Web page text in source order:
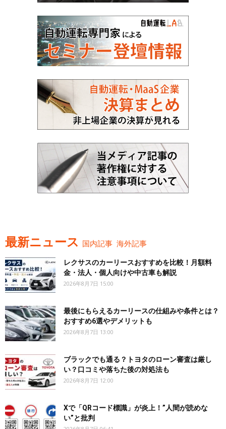
最新ニュース 国内記事 海外記事
レクサスのカーリースおすすめを比較！月額料
金・法人・個人向けや中古車も解説
2026年8月7日 15:00
最後にもらえるカーリースの仕組みや条件とは？
おすすめ6選やデメリットも
2026年8月7日 13:00
ブラックでも通る？トヨタのローン審査は厳し
い？口コミや落ちた後の対処法も
2026年8月7日 12:00
Xで「QRコード標識」が炎上！”人間が読めな
い”と批判